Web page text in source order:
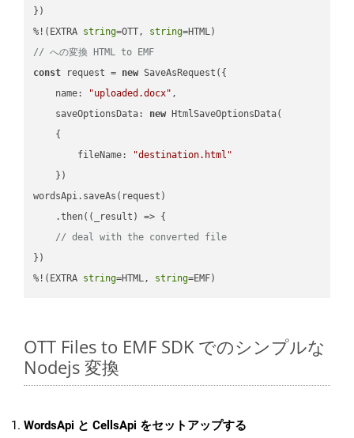
})
%!(EXTRA string=OTT, string
// への変換 HTML to EMF
const request = new SaveAsRequest({
name: "uploaded.docx" ,
saveOptionsData: new HtmlSaveOptionsData(
    {
fileName:
"destination.html"
    })
wordsApi.saveAs(request)
    .then(
( _result ) => {
// deal with the converted file
})
%!(EXTRA string=HTML, string=EMF)
OTT Files to EMF SDK でのシンプルな
Nodejs 変換
WordsApi と CellsApi をセットアップする